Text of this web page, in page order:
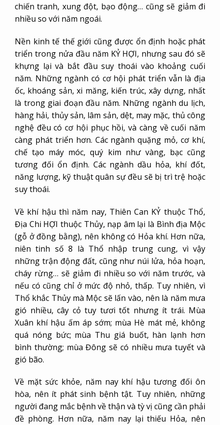
chiến tranh, xung đột, bạo động… cũng sẽ giảm đi
nhiều so với năm ngoái.
Nền kinh tế thế giới cũng được ổn định hoặc phát
triển trong nửa đầu năm KỶ HỢI, nhưng sau đó sẽ
khựng lại và bắt đầu suy thoái vào khoảng cuối
năm. Những ngành có cơ hội phát triển vẫn là địa
ốc, khoáng sản, xi măng, kiến trúc, xây dựng, nhất
là trong giai đoạn đầu năm. Những ngành du lịch,
hàng hải, thủy sản, lâm sản, dệt, may mặc, thủ công
nghệ đều có cơ hội phục hồi, và càng về cuối năm
càng phát triển hơn. Các ngành quặng mỏ, cơ khí,
chế tạo máy móc, quý kim như vàng, bạc cũng
tương đối ổn định. Các ngành dầu hỏa, khí đốt,
năng lượng, kỹ thuật quân sự đều sẽ bị trì trệ hoặc
suy thoái.
Về khí hậu thì năm nay, Thiên Can KỶ thuộc Thổ,
Địa Chi HỢI thuộc Thủy, nạp âm lại là Bình địa Mộc
(gỗ ở đồng bằng), nên không có Hỏa khí. Hơn nữa,
niên tinh số 8 là Thổ nhập trung cung, vì vậy
những trận động đất, cũng như núi lửa, hỏa hoạn,
cháy rừng… sẽ giảm đi nhiều so với năm trước, và
nếu có cũng chỉ ở mức độ nhỏ, thấp. Tuy nhiên, vì
Thổ khắc Thủy mà Mộc sẽ lấn vào, nên là năm mưa
gió nhiều, cây cỏ tuy tươi tốt nhưng ít trái. Mùa
Xuân khí hậu ấm áp sớm; mùa Hè mát mẻ, không
quá nóng bức; mùa Thu giá buốt, hàn lạnh hơn
bình thường; mùa Đông sẽ có nhiều mưa tuyết và
gió bão.
Về mặt sức khỏe, năm nay khí hậu tương đối ôn
hòa, nên ít phát sinh bệnh tật. Tuy nhiên, những
người đang mắc bệnh về thận và tỳ vị cũng cần phải
đề phòng. Hơn nữa, năm nay lại thiếu Hỏa, nên